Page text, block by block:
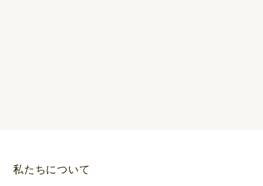
私たちについて